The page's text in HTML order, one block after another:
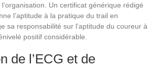
Un certificat générique rédigé
l’aptitude à la pratique du trail en
sa responsabilité sur l’aptitude du coureur à
positif considérable.
de l’ECG et de